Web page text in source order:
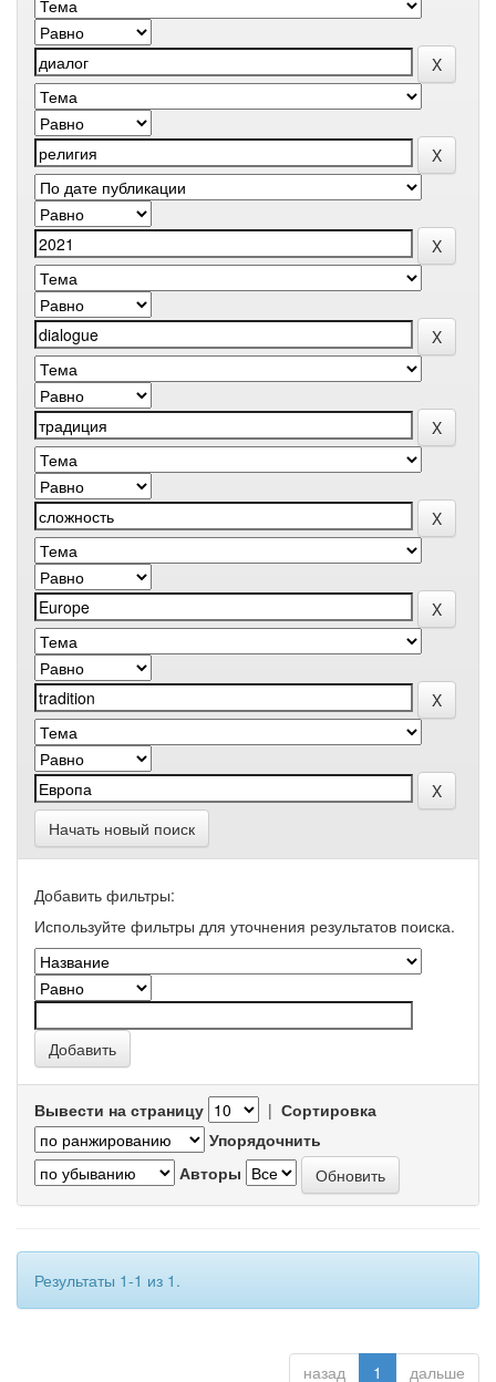
Начать новый поиск
Добавить фильтры:
Используйте фильтры для уточнения результатов поиска.
Вывести на страницу | Сортировка
Упорядочнить
Авторы
Результаты 1-1 из 1.
назад 1 дальше